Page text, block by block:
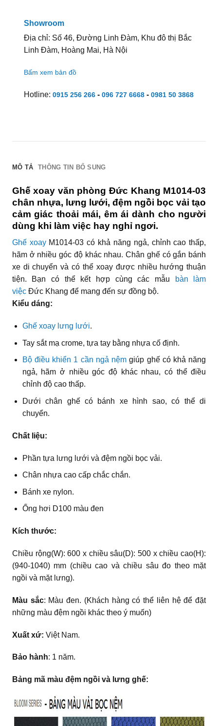
Showroom
Địa chỉ: Số 46, Đường Linh Đàm, Khu đô thị Bắc
Linh Đàm, Hoàng Mai, Hà Nội
Bấm xem bản đồ
Hotline: 0915 256 266- 096 727 6668- 0981 50 3868
MÔ TẢ THÔNG TIN BỔ SUNG
Ghế xoay văn phòng Đức Khang M1014-03
chân nhựa, lưng lưới, đệm ngồi bọc vải tạo
cảm giác thoải mái, êm ái dành cho người
dùng khi làm việc hay nghỉ ngơi.
Ghế xoayM1014-03 có khả năng ngả, chỉnh cao thấp,
hãm ở nhiều góc độ khác nhau. Chân ghế có gắn bánh
xe di chuyển và có thể xoay được nhiều hướng thuận
tiện. Bạn có thể kết hợp cùng các mẫu
bàn làm
việcĐức Khang để mang đến sự đồng bộ.
Kiểu dáng:
Ghế xoay lưng lưới.
Tay sắt mạ crome, tựa tay bằng nhựa cố định.
Bộ điều khiển 1 cần ngả nệm giúp ghế có khả năng
ngả, hãm ở nhiều góc độ khác nhau, có thể điều
chỉnh độ cao thấp.
Dưới chân ghế có bánh xe hình sao, có thể di
chuyển.
Chất liệu:
Phần tựa lưng lưới và đệm ngồi bọc vải.
Chân nhựa cao cấp chắc chắn.
Bánh xe nylon.
Ống hơi D100 màu đen
Kích thước:
Chiều rộng(W): 600 x chiều sâu(D): 500 x chiều cao(H):
(940-1040) mm (chiều cao và chiều sâu đo theo mặt
ngồi và mặt lưng).
Màu sắc: Màu đen. (Khách hàng có thể liên hệ để đặt
những màu đệm ngồi khác theo ý muốn)
Xuất xứ: Việt Nam.
Bảo hành: 1 năm.
Bảng mã màu đệm ngồi và lưng ghế: